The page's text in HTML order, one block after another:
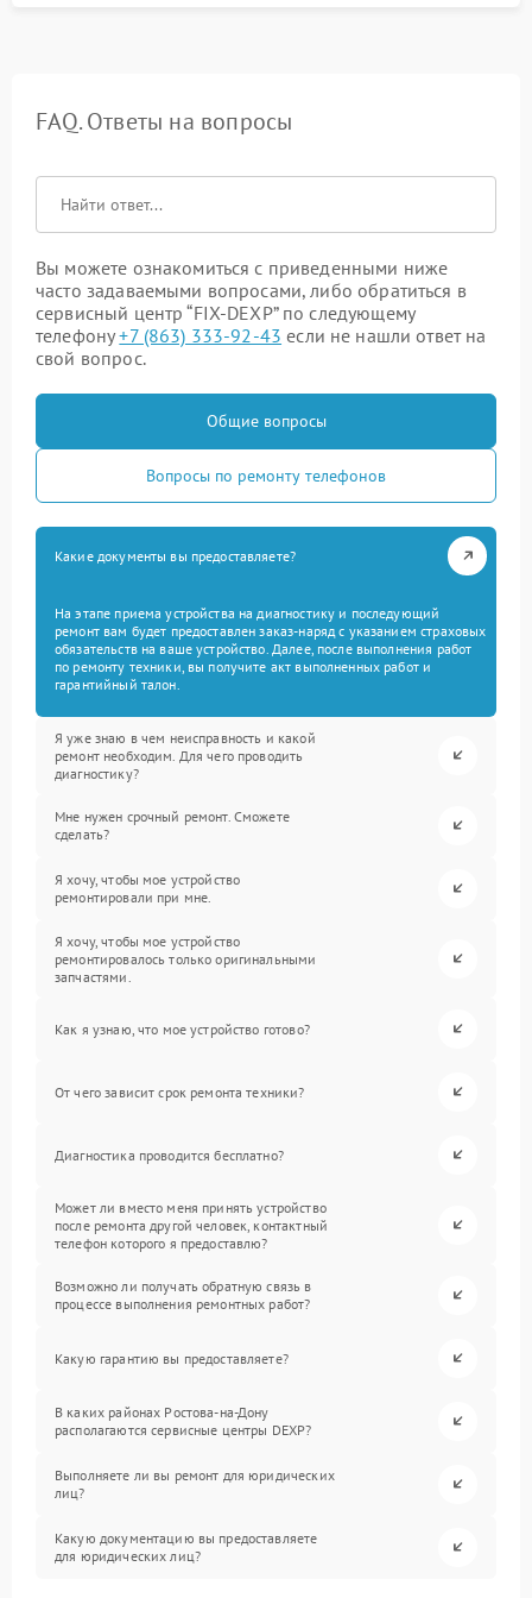
FAQ. Ответы на вопросы
Вы можете ознакомиться с приведенными ниже
часто задаваемыми вопросами, либо обратиться в
сервисный центр “FIX-DEXP” по следующему
телефону+7 (863) 333-92-43 если не нашли ответ на
свой вопрос.
Общие вопросы
Вопросы по ремонту телефонов
Какие документы вы предоставляете?
На этапе приема устройства на диагностику и последующий
ремонт вам будет предоставлен заказ-наряд с указанием страховых
обязательств на ваше устройство. Далее, после выполнения работ
по ремонту техники, вы получите акт выполненных работ и
гарантийный талон.
Я уже знаю в чем неисправность и какой
ремонт необходим. Для чего проводить
диагностику?
Мне нужен срочный ремонт. Сможете
сделать?
Я хочу, чтобы мое устройство
ремонтировали при мне.
Я хочу, чтобы мое устройство
ремонтировалось только оригинальными
запчастями.
Как я узнаю, что мое устройство готово?
От чего зависит срок ремонта техники?
Диагностика проводится бесплатно?
Может ли вместо меня принять устройство
после ремонта другой человек, контактный
телефон которого я предоставлю?
Возможно ли получать обратную связь в
процессе выполнения ремонтных работ?
Какую гарантию вы предоставляете?
В каких районах Ростова-на-Дону
располагаются сервисные центры DEXP?
Выполняете ли вы ремонт для юридических
лиц?
Какую документацию вы предоставляете
для юридических лиц?